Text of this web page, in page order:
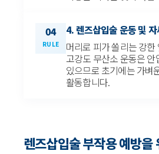
04
RULE
4. 렌즈삽입술 운동 및
머리로 피가 쏠리는 강
고강도 무산소 운동은 안
있으므로 초기에는 가벼
활동합니다.
렌즈삽입술 부작용 예방을